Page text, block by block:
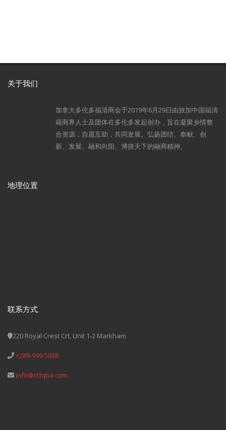
关于我们
加拿大多伦多福清商会于2019年6月29日由旅加中国福清
籍商界人士及团体在多伦多发起创办，旨在凝聚乡情整
合资源，自愿互助，共同发展。弘扬团结、奉献、创
新、发展、融和向阳、博拼天下的融商精神。
地理位置
联系方式
220 Royal Crest Crt, Unit 1-2 Markham
+289-999-5038
info@ctfqba.com